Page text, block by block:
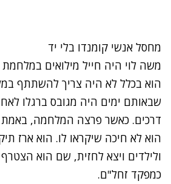
מחסל אנשי קומנדו בלי יד
משה לוי היה חייל מילואים במלחמת
הוא בכלל לא היה צריך להשתתף
שבאותם ימים היה מגובס ברגלו
דרכים. כאשר פרצה המלחמה, באמת
הוא לא חיכה שיקראו לו. הוא ארז
ולילדים ויצא לחזית, שם הוא
כמפקד זחל"ם.